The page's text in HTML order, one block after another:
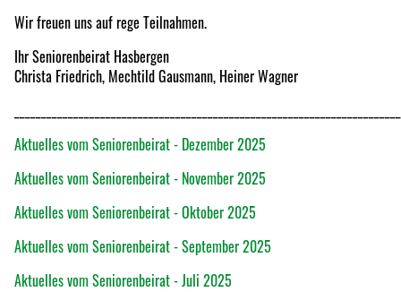
Wir freuen uns auf rege Teilnahmen.
Ihr Seniorenbeirat Hasbergen
Christa Friedrich, Mechtild Gausmann, Heiner Wagner
Aktuelles vom Seniorenbeirat - Dezember 2025
Aktuelles vom Seniorenbeirat - November 2025
Aktuelles vom Seniorenbeirat - Oktober 2025
Aktuelles vom Seniorenbeirat - September 2025
Aktuelles vom Seniorenbeirat - Juli 2025